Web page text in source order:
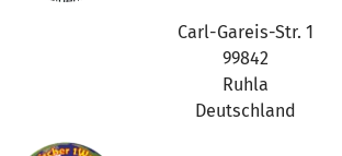
Carl-Gareis-Str. 1
99842
Ruhla
Deutschland